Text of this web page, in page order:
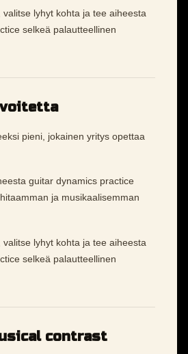
valitse lyhyt kohta ja tee aiheesta
selkeä palautteellinen
pieni, jokainen yritys opettaa
guitar dynamics practice
ja musikaalisemman
valitse lyhyt kohta ja tee aiheesta
selkeä palautteellinen
contrast